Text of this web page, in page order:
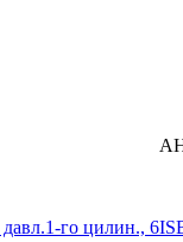
го цилин.,